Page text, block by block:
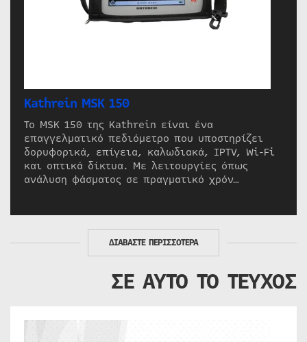
Kathrein MSK 150
Το MSK 150 της Kathrein είναι ένα
επαγγελματικό πεδιόμετρο που υποστηρίζει
δορυφορικά, επίγεια, καλωδιακά, IPTV, Wi-Fi
και οπτικά δίκτυα. Με λειτουργίες όπως
ανάλυση φάσματος σε πραγματικό χρόν…
ΔΙΑΒΑΣΤΕ ΠΕΡΙΣΣΟΤΕΡΑ
ΣΕ ΑΥΤΟ ΤΟ ΤΕΥΧΟΣ